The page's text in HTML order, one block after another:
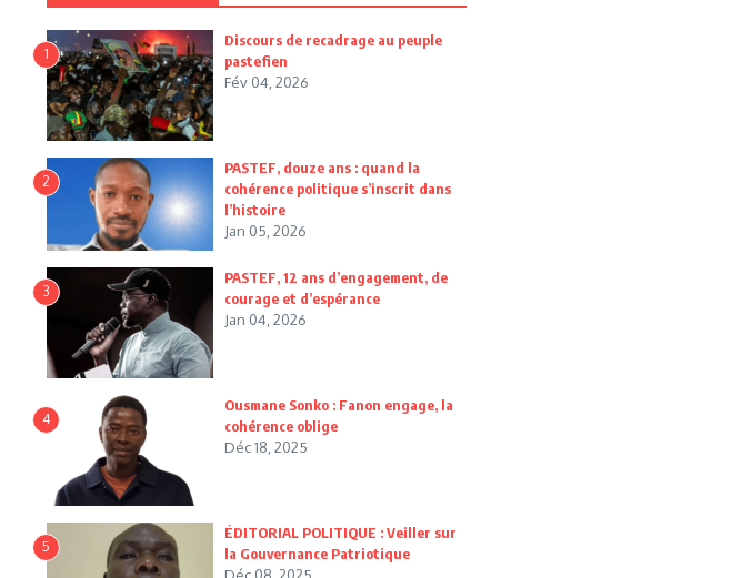
1
Discours de recadrage au peuple
pastefien
Fév 04, 2026
2
PASTEF, douze ans : quand la
cohérence politique s’inscrit dans
l’histoire
Jan 05, 2026
3
PASTEF, 12 ans d’engagement, de
courage et d’espérance
Jan 04, 2026
4
Ousmane Sonko : Fanon engage, la
cohérence oblige
Déc 18, 2025
5
ÉDITORIAL POLITIQUE : Veiller sur
la Gouvernance Patriotique